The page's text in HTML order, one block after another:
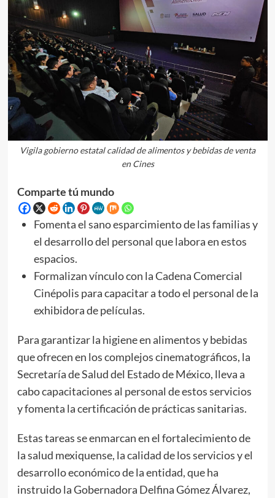
Vigila gobierno estatal calidad de alimentos y bebidas de venta
en Cines
Comparte tú mundo
Fomenta el sano esparcimiento de las familias y
el desarrollo del personal que labora en estos
espacios.
Formalizan vínculo con la Cadena Comercial
Cinépolis para capacitar a todo el personal de la
exhibidora de películas.
Para garantizar la higiene en alimentos y bebidas
que ofrecen en los complejos cinematográficos, la
Secretaría de Salud del Estado de México, lleva a
cabo capacitaciones al personal de estos servicios
y fomenta la certificación de prácticas sanitarias.
Estas tareas se enmarcan en el fortalecimiento de
la salud mexiquense, la calidad de los servicios y el
desarrollo económico de la entidad, que ha
instruido la Gobernadora Delfina Gómez Álvarez,